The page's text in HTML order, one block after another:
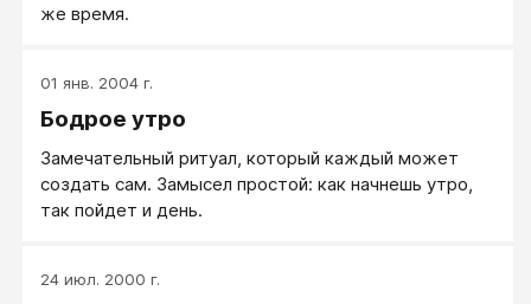
же время.
01 янв. 2004 г.
Бодрое утро
Замечательный ритуал, который каждый может
создать сам. Замысел простой: как начнешь утро,
так пойдет и день.
24 июл. 2000 г.